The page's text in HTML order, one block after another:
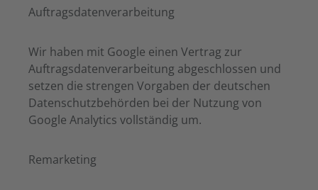
Auftragsdatenverarbeitung
Wir haben mit Google einen Vertrag zur
Auftragsdatenverarbeitung abgeschlossen und
setzen die strengen Vorgaben der deutschen
Datenschutzbehörden bei der Nutzung von
Google Analytics vollständig um.
Remarketing